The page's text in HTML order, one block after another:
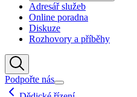
Adresář služeb
Online poradna
Diskuze
Rozhovory a příběhy
Podpořte nás